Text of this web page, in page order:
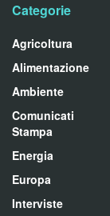
Categorie
Agricoltura
Alimentazione
Ambiente
Comunicati
Stampa
Energia
Europa
Interviste